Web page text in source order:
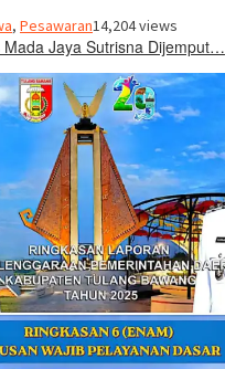
, Pesawaran14,204 views
Mada Jaya Sutrisna Dijemput…